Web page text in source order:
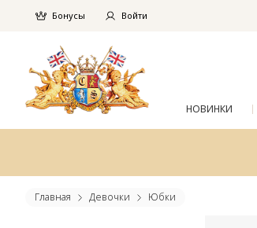
Бонусы Войти
НОВИНКИ
Главная Девочки Юбки